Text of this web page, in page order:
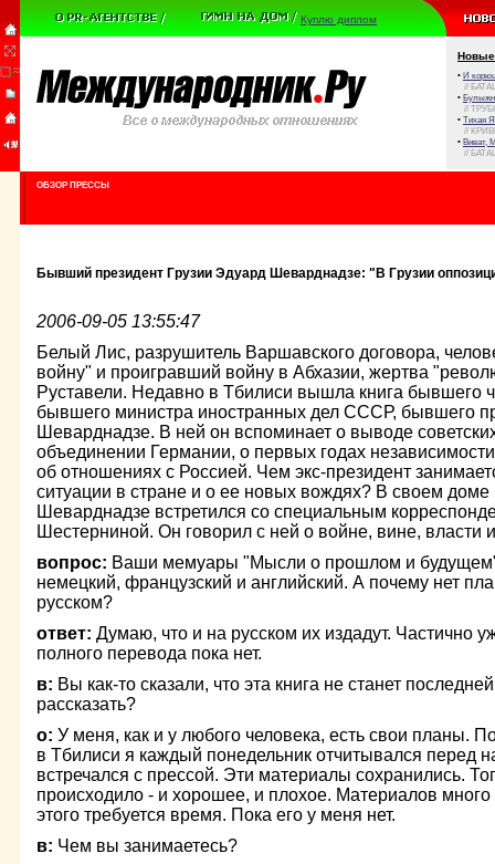
Куплю диплом
Новые
• И
//
•
//
• Тихая
//
• Виват,
//
ОБЗОР ПРЕССЫ
Бывший президент Грузии Эдуард Шеварднадзе: "В Грузии
2006-09-05 13:55:47
Белый Лис, разрушитель Варшавского договора,
войну" и проигравший войну в Абхазии, жертва
Руставели. Недавно в Тбилиси вышла книга
бывшего министра иностранных дел СССР, бывшего
Шеварднадзе. В ней он вспоминает о выводе
объединении Германии, о первых годах
об отношениях с Россией. Чем экс-президент
ситуации в стране и о ее новых вождях? В своем
Шеварднадзе встретился со специальным
Шестерниной. Он говорил с ней о войне, вине, власти
вопрос: Ваши мемуары "Мысли о прошлом и будущем"
немецкий, французский и английский. А почему нет
русском?
ответ: Думаю, что и на русском их издадут. Частично
полного перевода пока нет.
в: Вы как-то сказали, что эта книга не станет
рассказать?
о: У меня, как и у любого человека, есть свои планы.
в Тбилиси я каждый понедельник отчитывался перед
встречался с прессой. Эти материалы сохранились.
происходило - и хорошее, и плохое. Материалов
этого требуется время. Пока его у меня нет.
в: Чем вы занимаетесь?